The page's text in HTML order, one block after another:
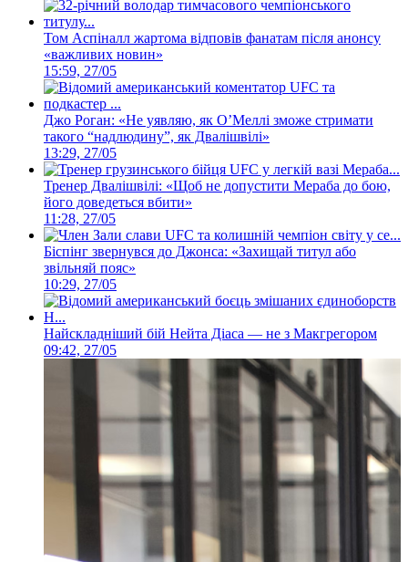
Том Аспіналл жартома відповів фанатам після анонсу
«важливих новин»
15:59, 27/05
Джо Роган: «Не уявляю, як О’Меллі зможе стримати
такого “надлюдину”, як Двалішвілі»
13:29, 27/05
Тренер Двалішвілі: «Щоб не допустити Мераба до бою,
його доведеться вбити»
11:28, 27/05
Біспінг звернувся до Джонса: «Захищай титул або
звільняй пояс»
10:29, 27/05
Найскладніший бій Нейта Діаса — не з Макгрегором
09:42, 27/05